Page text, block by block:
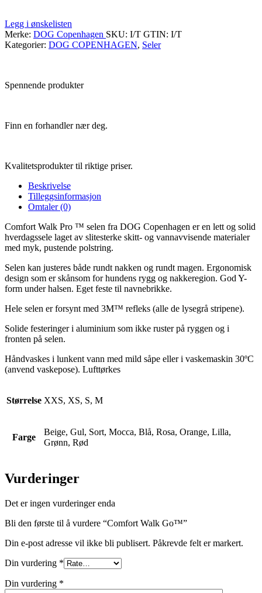
Legg i ønskelisten
Merke: DOG Copenhagen SKU: I/T GTIN: I/T
Kategorier: DOG COPENHAGEN, Seler
Spennende produkter
Finn en forhandler nær deg.
Kvalitetsprodukter til riktige priser.
Beskrivelse
Tilleggsinformasjon
Omtaler (0)
Comfort Walk Pro ™ selen fra DOG Copenhagen er en lett og solid
hverdagssele laget av slitesterke skitt- og vannavvisende materialer
med myk, pustende polstring.
Selen kan justeres både rundt nakken og rundt magen. Ergonomisk
design som er skånsom for hundens rygg og nakkeregion. God Y-
form under halsen. Eget feste til navnebrikke.
Hele selen er forsynt med 3M™ refleks (alle de lysegrå stripene).
Solide festeringer i aluminium som ikke ruster på ryggen og i
fronten på selen.
Håndvaskes i lunkent vann med mild såpe eller i vaskemaskin 30ºC
(anvend vaskepose). Lufttørkes
Størrelse XXS, XS, S, M
Farge
Beige, Gul, Sort, Mocca, Blå, Rosa, Orange, Lilla,
Grønn, Rød
Vurderinger
Det er ingen vurderinger enda
Bli den første til å vurdere “Comfort Walk Go™”
Din e-post adresse vil ikke bli publisert. Påkrevde felt er markert.
Din vurdering *
Din vurdering *